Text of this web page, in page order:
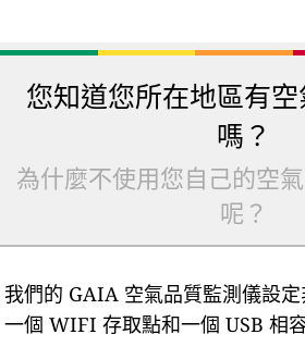
您知道您所在地區有
嗎？
為什麼不使用您自己的空
呢？
我們的 GAIA 空氣品質監測儀設
一個 WIFI 存取點和一個 USB 相